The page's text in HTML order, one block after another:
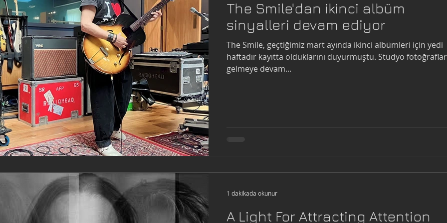
The Smile'dan ikinci albüm
sinyalleri devam ediyor
The Smile, geçtiğimiz mart ayında ikinci albümleri için yedi
haftadır kayıtta olduklarını duyurmuştu. Stüdyo
gelmeye devam...
A Light For Attracting Attention
1 dakikada okunur